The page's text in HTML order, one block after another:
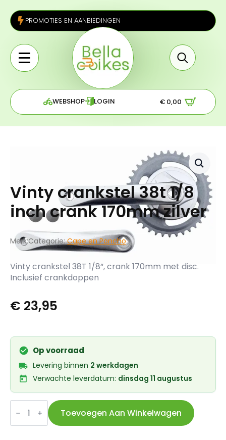
PROMOTIES EN AANBIEDINGEN
for:
WEBSHOP LOGIN € 0,00
Vinty crankstel 38t 1/8
inch crank 170mm zilver
Merk:Categorie:Cape en Poncho
Vinty crankstel 38T 1/8“, crank 170mm met disc.
Inclusief crankdoppen
€ 23,95
Op voorraad
Levering binnen 2 werkdagen
Verwachte leverdatum: dinsdag 11 augustus
Vinty
crankstel
1/8
Toevoegen Aan Winkelwagen